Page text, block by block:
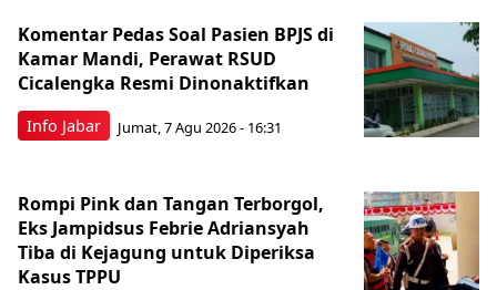
Info Jabar
Komentar Pedas Soal Pasien BPJS di
Kamar Mandi, Perawat RSUD
Cicalengka Resmi Dinonaktifkan
Jumat, 7 Agu 2026 - 16:31
Rompi Pink dan Tangan Terborgol,
Eks Jampidsus Febrie Adriansyah
Tiba di Kejagung untuk Diperiksa
Kasus TPPU